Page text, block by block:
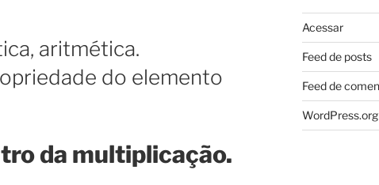
aritmética.
do elemento
da multiplicação.
Acessar
Feed de posts
Feed de
WordPress.org